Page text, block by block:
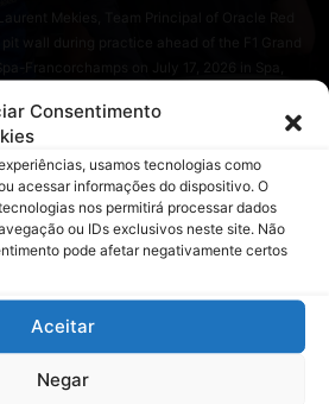
Consentimento
usamos tecnologias como
acessar informações do dispositivo. O
nos permitirá processar dados
ou IDs exclusivos neste site. Não
pode afetar negativamente certos
Aceitar
Negar